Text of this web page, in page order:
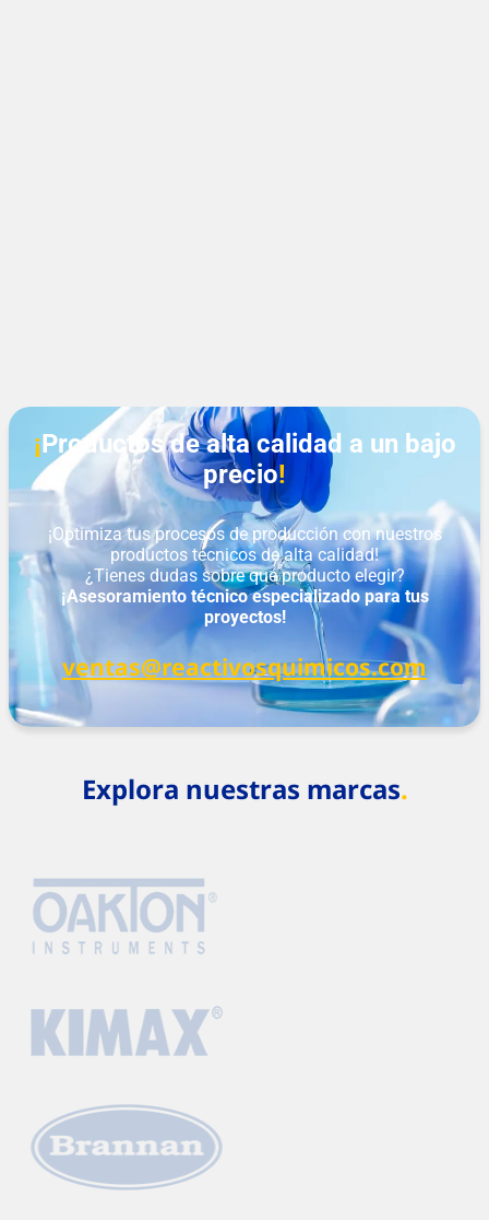
¡Productos de alta calidad a un bajo
precio!
¡Optimiza tus procesos de producción con nuestros
productos técnicos de alta calidad!
¿Tienes dudas sobre qué producto elegir?
¡Asesoramiento técnico especializado para tus
proyectos!
ventas@reactivosquimicos.com
Explora nuestras marcas.